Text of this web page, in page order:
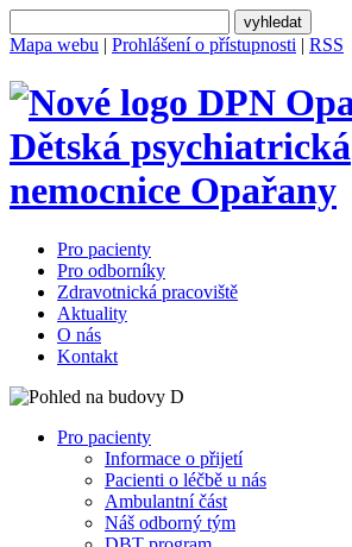
Mapa webu | Prohlášení o přístupnosti | RSS
Dětská psychiatrická
nemocnice Opařany
Pro pacienty
Pro odborníky
Zdravotnická pracoviště
Aktuality
O nás
Kontakt
Pro pacienty
Informace o přijetí
Pacienti o léčbě u nás
Ambulantní část
Náš odborný tým